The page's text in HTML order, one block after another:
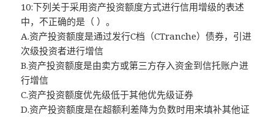
10:下列关于采用资产投资额度方式进行信用增级的表述
中，不正确的是（ ）。
A.资产投资额度是通过发行C档（CTranche）债券，引进
次级投资者进行增信
B.资产投资额度是由卖方或第三方存入资金到信托账户进
行增信
C.资产投资额度优先级低于其他优先级证券
D.资产投资额度是在超额利差降为负数时用来填补其他证